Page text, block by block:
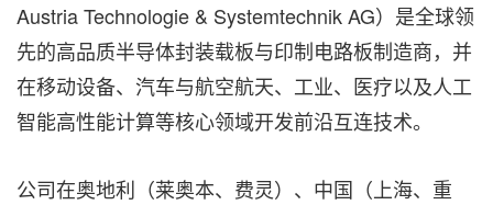
Austria Technologie & Systemtechnik AG）是全球领
先的高品质半导体封装载板与印制电路板制造商，并
在移动设备、汽车与航空航天、工业、医疗以及人工
智能高性能计算等核心领域开发前沿互连技术。
公司在奥地利（莱奥本、费灵）、中国（上海、重